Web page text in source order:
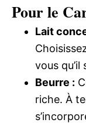
Pour le
Lait
vous qu’il
Beurre :
riche. À